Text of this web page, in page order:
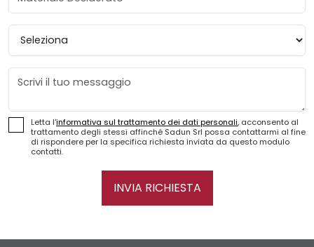
Provincia
Messaggio
Letta l'informativa sul trattamento dei dati personali, acconsento al
trattamento degli stessi affinché Sadun Srl possa contattarmi al fine
di rispondere per la specifica richiesta inviata da questo modulo
contatti.
INVIA RICHIESTA